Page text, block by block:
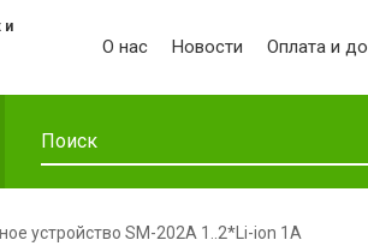
и
О нас Новости Оплата и
устройство SM-202A 1..2*Li-ion 1A